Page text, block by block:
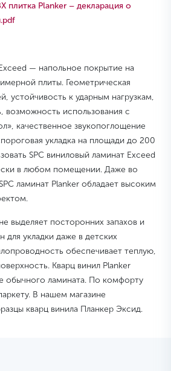
плитка Planker – декларация о
— напольное покрытие на
плиты. Геометрическая
устойчивость к ударным нагрузкам,
возможность использования с
качественное звукопоглощение
укладка на площади до 200
SPС виниловый ламинат Exceed
в любом помещении. Даже во
ламинат Planker обладает высоким
выделяет посторонних запахов и
для укладки даже в детских
обеспечивает теплую,
Кварц винил Planker
обычного ламината. По комфорту
В нашем магазине
кварц винила Планкер Эксид.